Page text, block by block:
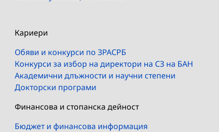
Кариери
Обяви и конкурси по ЗРАСРБ
Конкурси за избор на директори на СЗ на БАН
Академични длъжности и научни степени
Докторски програми
Финансова и стопанска дейност
Бюджет и финансова информация